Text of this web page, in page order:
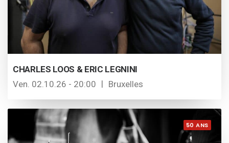
CHARLES LOOS & ERIC LEGNINI
Ven. 02.10.26 - 20:00
Bruxelles
50 ANS